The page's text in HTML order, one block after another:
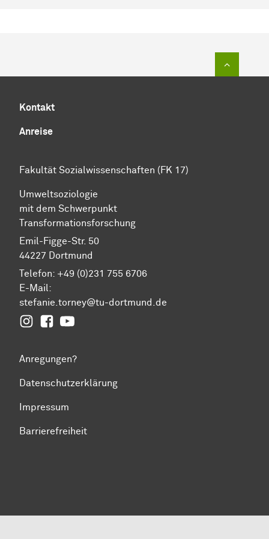
Kontakt
Anreise
Fakultät Sozialwissenschaften (FK 17)
Umweltsoziologie
mit dem Schwerpunkt
Transformationsforschung
Emil-Figge-Str. 50
44227 Dortmund
Telefon: +49 (0)231 755 6706
E-Mail:
stefanie.torney@tu-dortmund.de
InstagramFacebook
YouTube
Anregungen?
Datenschutzerklärung
Impressum
Barrierefreiheit